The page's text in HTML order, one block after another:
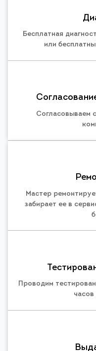
Бесплатная
или
Согласовываем
Мастер
забирает ее в
Проводим